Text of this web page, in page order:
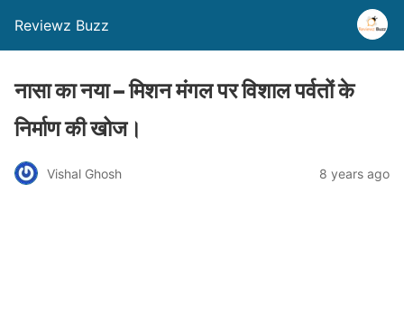
Reviewz Buzz
नासा का नया – मिशन मंगल पर विशाल पर्वतों के
निर्माण की खोज।
Vishal Ghosh 8 years ago